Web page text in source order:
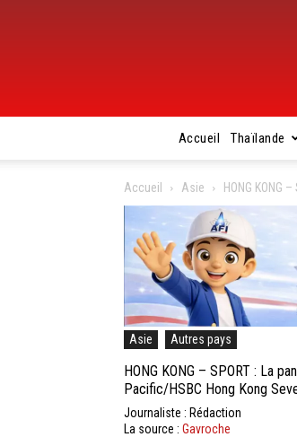
Accueil Thaïlande
Accueil Asie HONG KONG
Asie Autres pays
HONG KONG – SPORT : La
Pacific/HSBC Hong Kong
Journaliste : Rédaction
La source : Gavroche